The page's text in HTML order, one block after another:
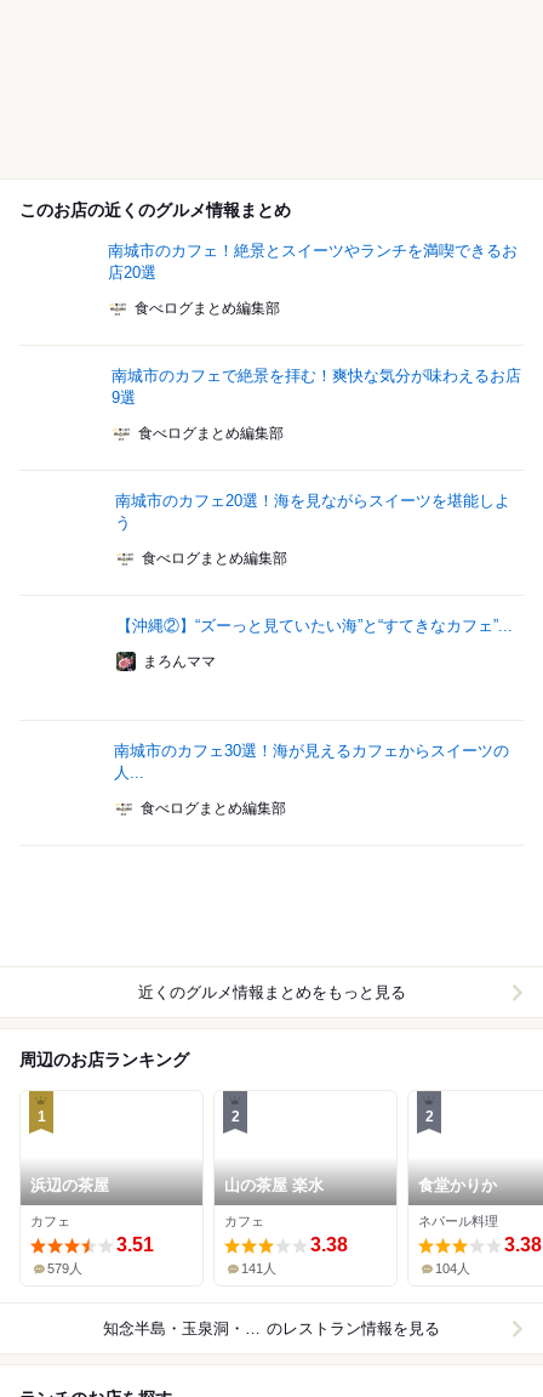
このお店の近くのグルメ情報まとめ
南城市のカフェ！絶景とスイーツやランチを満喫できるお
店20選
食べログまとめ編集部
南城市のカフェで絶景を拝む！爽快な気分が味わえるお店
9選
食べログまとめ編集部
南城市のカフェ20選！海を見ながらスイーツを堪能しよ
う
食べログまとめ編集部
【沖縄②】“ズーっと見ていたい海”と“すてきなカフェ”...
まろんママ
南城市のカフェ30選！海が見えるカフェからスイーツの
人...
食べログまとめ編集部
近くのグルメ情報まとめをもっと見る
周辺のお店ランキング
1
浜辺の茶屋
カフェ
3.51
579人
2
山の茶屋 楽水
カフェ
3.38
141人
2
食堂かりか
ネパール料理
3.38
104人
知念半島・玉泉洞・中城湾沿岸 のレストラン情報を見る